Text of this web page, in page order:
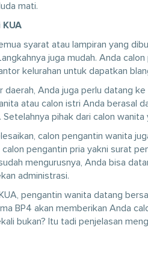
mati.
syarat atau lampiran yang
juga mudah. Anda
kelurahan untuk dapatkan
daerah, Anda juga perlu datang
atau calon istri Anda berasal
pihak dari calon wanita
calon pengantin wanita
pengantin pria yakni surat
mengurusnya, Anda bisa
administrasi.
pengantin wanita datang
BP4 akan memberikan Anda
bukan? Itu tadi penjelasan